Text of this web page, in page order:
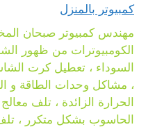
كمبيوتر بالمنزل
مهندس كمبيوتر صبحان
الكومبيوترات من ظهور
السوداء ، تعطيل كرت
، مشاكل وحدات الطاقة و
الحرارة الزائدة ، تلف
الحاسوب بشكل متكرر ، تلف